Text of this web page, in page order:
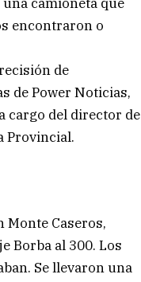
encontraron o
de
de Power Noticias,
cargo del director de
Provincial.
Monte Caseros,
Borba al 300. Los
Se llevaron una